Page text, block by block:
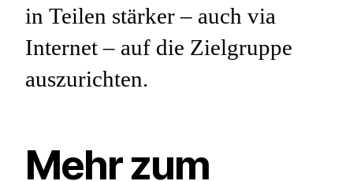
in Teilen stärker – auch via
Internet – auf die Zielgruppe
auszurichten.
Mehr zum